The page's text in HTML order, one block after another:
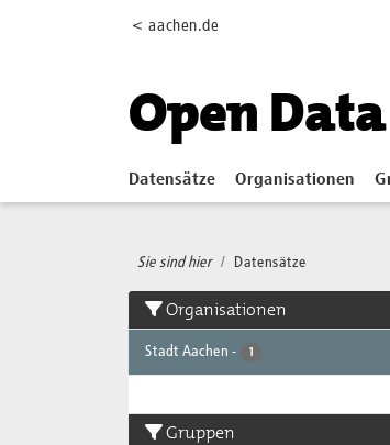
< aachen.de
Open
Datensätze Organisationen
Sie sind hier Datensätze
Organisationen
Stadt Aachen - 1
Gruppen